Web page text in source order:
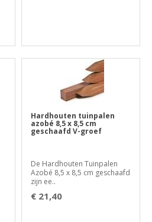
Hardhouten tuinpalen
azobé 8,5 x 8,5 cm
geschaafd V-groef
De Hardhouten Tuinpalen
Azobé 8,5 x 8,5 cm geschaafd
zijn ee..
€ 21,40